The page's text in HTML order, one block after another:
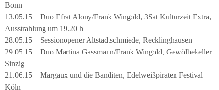
Bonn
13.05.15 – Duo Efrat Alony/Frank Wingold, 3Sat Kulturzeit Extra,
Ausstrahlung um 19.20 h
28.05.15 – Sessionopener Altstadtschmiede, Recklinghausen
29.05.15 – Duo Martina Gassmann/Frank Wingold, Gewölbekeller
Sinzig
21.06.15 – Margaux und die Banditen, Edelweißpiraten Festival
Köln